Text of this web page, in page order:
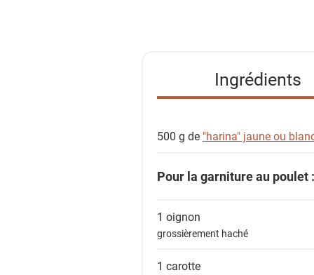
Ingrédients
500 g de "harina" jaune ou
Pour la garniture au poulet :
1 oignon
grossièrement haché
1 carotte